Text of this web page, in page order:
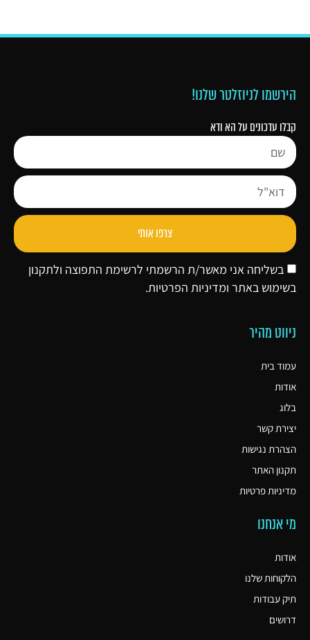
הירשמו לניוזלטר שלנו!
קבלו עדכונים על הא ודא
בשליחה אני מאשר/ת הרשמתי לרשימת התפוצה ולתקנון
בשימוש באתר ומדיניות הפרטיות.
צרפו אותי
ניווט מהיר
עמוד בית
אודות
בלוג
יצירת קשר
הצהרת נגישות
תקנון האתר
מדיניות פרטיות
מי אנחנו
אודות
הלקוחות שלנו
תיק עבודות
דרושים